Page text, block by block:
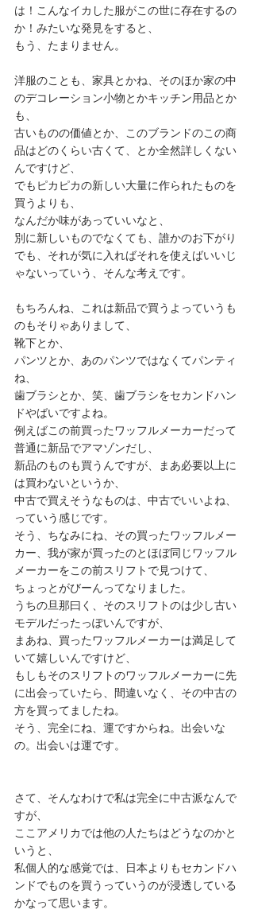
は！こんなイカした服がこの世に存在するの
か！みたいな発見をすると、
もう、たまりません。
洋服のことも、家具とかね、そのほか家の中
のデコレーション小物とかキッチン用品とか
も、
古いものの価値とか、このブランドのこの商
品はどのくらい古くて、とか全然詳しくない
んですけど、
でもピカピカの新しい大量に作られたものを
買うよりも、
なんだか味があっていいなと、
別に新しいものでなくても、誰かのお下がり
でも、それが気に入ればそれを使えばいいじ
ゃないっていう、そんな考えです。
もちろんね、これは新品で買うよっていうも
のもそりゃありまして、
靴下とか、
パンツとか、あのパンツではなくてパンティ
ね、
歯ブラシとか、笑、歯ブラシをセカンドハン
ドやばいですよね。
例えばこの前買ったワッフルメーカーだって
普通に新品でアマゾンだし、
新品のものも買うんですが、まあ必要以上に
は買わないというか、
中古で買えそうなものは、中古でいいよね、
っていう感じです。
そう、ちなみにね、その買ったワッフルメー
カー、我が家が買ったのとほぼ同じワッフル
メーカーをこの前スリフトで見つけて、
ちょっとがびーんってなりました。
うちの旦那曰く、そのスリフトのは少し古い
モデルだったっぽいんですが、
まあね、買ったワッフルメーカーは満足して
いて嬉しいんですけど、
もしもそのスリフトのワッフルメーカーに先
に出会っていたら、間違いなく、その中古の
方を買ってましたね。
そう、完全にね、運ですからね。出会いな
の。出会いは運です。
さて、そんなわけで私は完全に中古派なんで
すが、
ここアメリカでは他の人たちはどうなのかと
いうと、
私個人的な感覚では、日本よりもセカンドハ
ンドでものを買うっていうのが浸透している
かなって思います。